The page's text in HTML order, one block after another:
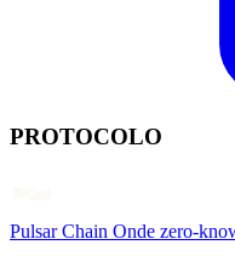
PROTOCOLO
Pulsar Chain Onde zero-